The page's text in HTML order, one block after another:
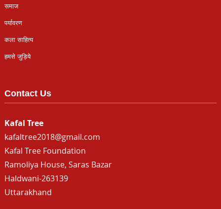
समाज
पर्यावरण
कला साहित्य
हमसे जुड़िये
Contact Us
Kafal Tree
kafaltree2018@gmail.com
Kafal Tree Foundation
Ramoliya House, Saras Bazar
Haldwani-263139
Uttarakhand